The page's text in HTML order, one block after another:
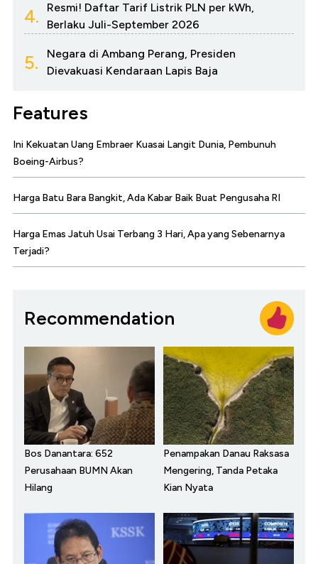
4.
Resmi! Daftar Tarif Listrik PLN per kWh,
Berlaku Juli-September 2026
5.
Negara di Ambang Perang, Presiden
Dievakuasi Kendaraan Lapis Baja
Features
Ini Kekuatan Uang Embraer Kuasai Langit Dunia, Pembunuh
Boeing-Airbus?
Harga Batu Bara Bangkit, Ada Kabar Baik Buat Pengusaha RI
Harga Emas Jatuh Usai Terbang 3 Hari, Apa yang Sebenarnya
Terjadi?
Recommendation
Bos Danantara: 652
Perusahaan BUMN Akan
Hilang
Penampakan Danau Raksasa
Mengering, Tanda Petaka
Kian Nyata